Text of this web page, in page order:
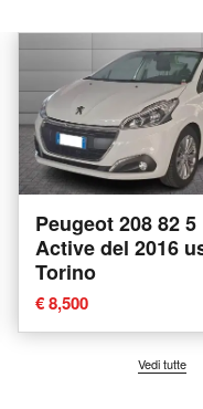
Peugeot 208 82
Active del 2016
Torino
€ 8,500
Vedi tutte